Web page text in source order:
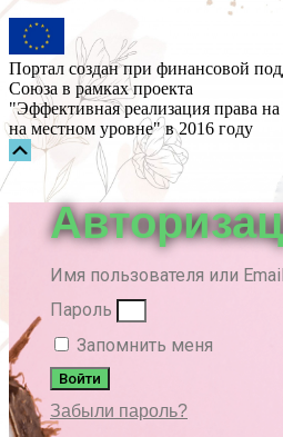
Портал создан при финансовой
Союза в рамках проекта
"Эффективная реализация права
на местном уровне" в 2016 году
Прокрутка
вверх
Имя пользователя или Email
Пароль
Запомнить меня
Войти
Забыли пароль?